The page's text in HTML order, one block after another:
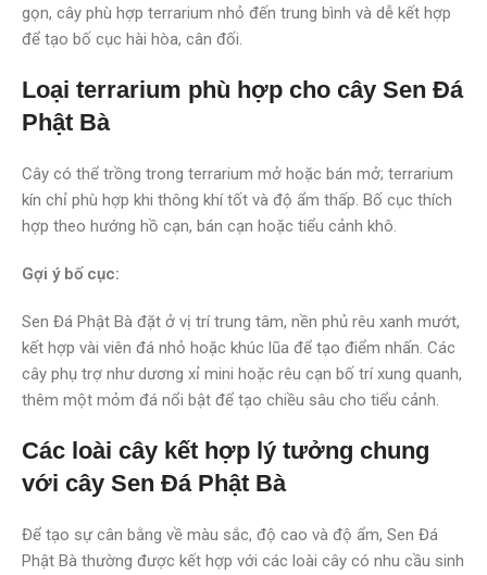
gọn, cây phù hợp terrarium nhỏ đến trung bình và dễ kết hợp
để tạo bố cục hài hòa, cân đối.
Loại terrarium phù hợp cho cây Sen Đá
Phật Bà
Cây có thể trồng trong terrarium mở hoặc bán mở; terrarium
kín chỉ phù hợp khi thông khí tốt và độ ẩm thấp. Bố cục thích
hợp theo hướng hồ cạn, bán cạn hoặc tiểu cảnh khô.
Gợi ý bố cục:
Sen Đá Phật Bà đặt ở vị trí trung tâm, nền phủ rêu xanh mướt,
kết hợp vài viên đá nhỏ hoặc khúc lũa để tạo điểm nhấn. Các
cây phụ trợ như dương xỉ mini hoặc rêu cạn bố trí xung quanh,
thêm một mỏm đá nổi bật để tạo chiều sâu cho tiểu cảnh.
Các loài cây kết hợp lý tưởng chung
với cây Sen Đá Phật Bà
Để tạo sự cân bằng về màu sắc, độ cao và độ ẩm, Sen Đá
Phật Bà thường được kết hợp với các loài cây có nhu cầu sinh